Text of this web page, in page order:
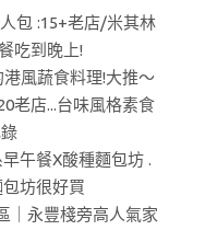
包 :15+老店/米其林
吃到晚上!
風蔬食料理!大推～
老店...台味風格素食
午餐X酸種麵包坊 .
坊很好買
｜永豐棧旁高人氣家